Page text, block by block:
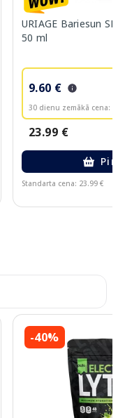
URIAGE Bariesun
50 ml
9.60 €
30 dienu zemākā cena:
23.99 €
Standarta cena: 23.99 €
-40%